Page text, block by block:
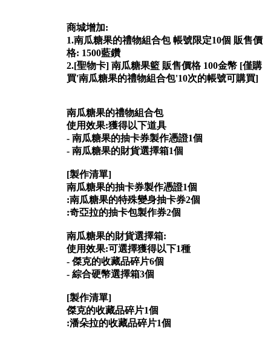
商城增加:
1.南瓜糖果的禮物組合包 帳號限定10個 販售價
格: 1500藍鑽
2.[聖物卡] 南瓜糖果籃 販售價格 100金幣 [僅購
買'南瓜糖果的禮物組合包'10次的帳號可購買]
南瓜糖果的禮物組合包
使用效果:獲得以下道具
- 南瓜糖果的抽卡券製作憑證1個
- 南瓜糖果的財貨選擇箱1個
[製作清單]
南瓜糖果的抽卡券製作憑證1個
:南瓜糖果的特殊變身抽卡券2個
:奇亞拉的抽卡包製作券2個
南瓜糖果的財貨選擇箱:
使用效果:可選擇獲得以下1種
- 傑克的收藏品碎片6個
- 綜合硬幣選擇箱3個
[製作清單]
傑克的收藏品碎片1個
:潘朵拉的收藏品碎片1個